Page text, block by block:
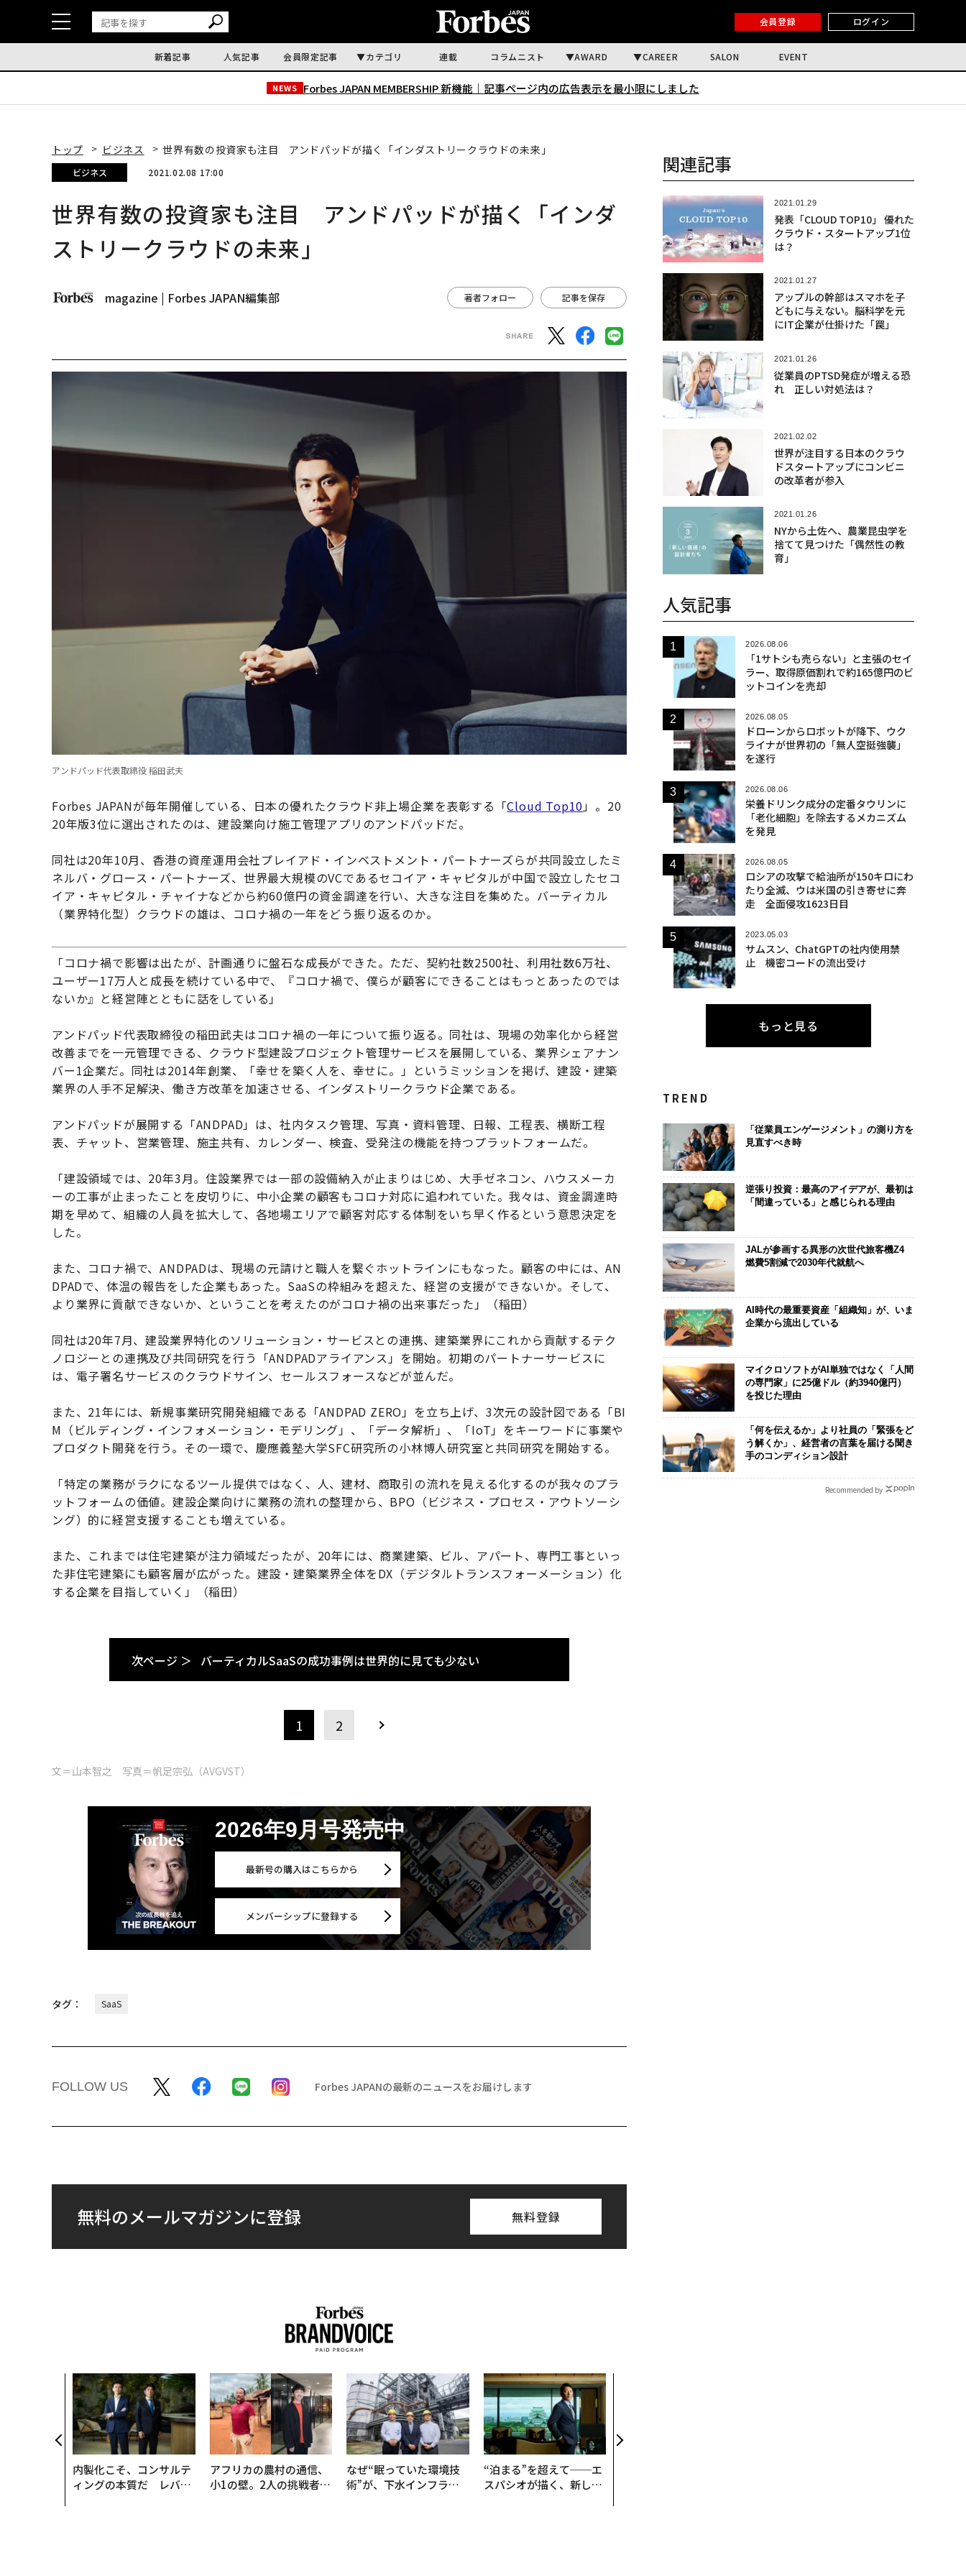
会員登録 ログイン
新着記事 人気記事 会員限定記事 カテゴリ 連載 コラムニスト AWARD CAREER SALON EVENT
NEWS Forbes JAPAN MEMBERSHIP 新機能｜ 記事ページ内の広告表示を最小限にしました
トップ ビジネス 世界有数の投資家も注目 アンドパッドが描く「インダストリークラウドの未来」
ビジネス 2021.02.08 17:00
世界有数の投資家も注目 アンドパッドが描く「インダ
ストリークラウドの未来」
magazine | Forbes JAPAN編集部 著者フォロー 記事を保存
アンドパッド代表取締役 稲田武夫
Forbes JAPANが毎年開催している、日本の優れたクラウド非上場企業を表彰する「Cloud Top10」。20
20年版3位に選出されたのは、建設業向け施工管理アプリのアンドパッドだ。
同社は20年10月、香港の資産運用会社プレイアド・インベストメント・パートナーズらが共同設立したミ
ネルバ・グロース・パートナーズ、世界最大規模のVCであるセコイア・キャピタルが中国で設立したセコ
イア・キャピタル・チャイナなどから約60億円の資金調達を行い、大きな注目を集めた。バーティカル
（業界特化型）クラウドの雄は、コロナ禍の一年をどう振り返るのか。
「コロナ禍で影響は出たが、計画通りに盤石な成長ができた。ただ、契約社数2500社、利用社数6万社、
ユーザー17万人と成長を続けている中で、『コロナ禍で、僕らが顧客にできることはもっとあったのでは
ないか』と経営陣とともに話をしている」
アンドパッド代表取締役の稲田武夫はコロナ禍の一年について振り返る。同社は、現場の効率化から経営
改善までを一元管理できる、クラウド型建設プロジェクト管理サービスを展開している、業界シェアナン
バー1企業だ。同社は2014年創業、「幸せを築く人を、幸せに。」というミッションを掲げ、建設・建築
業界の人手不足解決、働き方改革を加速させる、インダストリークラウド企業である。
アンドパッドが展開する「ANDPAD」は、社内タスク管理、写真・資料管理、日報、工程表、横断工程
表、チャット、営業管理、施主共有、カレンダー、検査、受発注の機能を持つプラットフォームだ。
「建設領域では、20年3月。住設業界では一部の設備納入が止まりはじめ、大手ゼネコン、ハウスメーカ
ーの工事が止まったことを皮切りに、中小企業の顧客もコロナ対応に追われていた。我々は、資金調達時
期を早めて、組織の人員を拡大して、各地場エリアで顧客対応する体制をいち早く作るという意思決定を
した。
また、コロナ禍で、ANDPADは、現場の元請けと職人を繋ぐホットラインにもなった。顧客の中には、AN
DPADで、体温の報告をした企業もあった。SaaSの枠組みを超えた、経営の支援ができないか。そして、
より業界に貢献できないか、ということを考えたのがコロナ禍の出来事だった」（稲田）
同社は20年7月、建設業界特化のソリューション・サービスとの連携、建築業界にこれから貢献するテク
ノロジーとの連携及び共同研究を行う「ANDPADアライアンス」を開始。初期のパートナーサービスに
は、電子署名サービスのクラウドサイン、セールスフォースなどが並んだ。
また、21年には、新規事業研究開発組織である「ANDPAD ZERO」を立ち上げ、3次元の設計図である「BI
M（ビルディング・インフォメーション・モデリング」、「データ解析」、「IoT」をキーワードに事業や
プロダクト開発を行う。その一環で、慶應義塾大学SFC研究所の小林博人研究室と共同研究を開始する。
「特定の業務がラクになるツール提供ではなく、人、建材、商取引の流れを見える化するのが我々のプラ
ットフォームの価値。建設企業向けに業務の流れの整理から、BPO（ビジネス・プロセス・アウトソーシ
ング）的に経営支援することも増えている。
また、これまでは住宅建築が注力領域だったが、20年には、商業建築、ビル、アパート、専門工事といっ
た非住宅建築にも顧客層が広がった。建設・建築業界全体をDX（デジタルトランスフォーメーション）化
する企業を目指していく」（稲田）
次ページ ＞ バーティカルSaaSの成功事例は世界的に見ても少ない
1 2
文＝山本智之 写真＝帆足宗弘（AVGVST）
2026年9月号発売中
最新号の購入はこちらから
メンバーシップに登録する
タグ： SaaS
FOLLOW US Forbes JAPANの最新のニュースをお届けします
無料のメールマガジンに登録 無料登録
内製化こそ、コンサルテ
ィングの本質だ レバレ
アフリカの農村の通信、
小1の壁。2人の挑戦者が
なぜ“眠っていた環境技
術”が、下水インフラを
“泊まる”を超えて──エ
スパシオが描く、新しい
×PwC】
関連記事
2021.01.29
発表「CLOUD TOP10」 優れた
クラウド・スタートアップ1位
は？
2021.01.27
アップルの幹部はスマホを子
どもに与えない。脳科学を元
にIT企業が仕掛けた「罠」
2021.01.26
従業員のPTSD発症が増える恐
れ 正しい対処法は？
2021.02.02
世界が注目する日本のクラウ
ドスタートアップにコンビニ
の改革者が参入
2021.01.26
NYから土佐へ、農業昆虫学を
捨てて見つけた「偶然性の教
育」
人気記事
2026.08.06
「1サトシも売らない」と主張のセイ
ラー、取得原価割れで約165億円のビ
ットコインを売却
2026.08.05
ドローンからロボットが降下、ウク
ライナが世界初の「無人空挺強襲」
を遂行
2026.08.06
栄養ドリンク成分の定番タウリンに
「老化細胞」を除去するメカニズム
を発見
2026.08.05
ロシアの攻撃で給油所が150キロにわ
たり全滅、ウは米国の引き寄せに奔
走 全面侵攻1623日目
2023.05.03
サムスン、ChatGPTの社内使用禁
止 機密コードの流出受け
もっと見る
TREND
「従業員エンゲージメント」の測り方を
見直すべき時
逆張り投資：最高のアイデアが、最初は
「間違っている」と感じられる理由
JALが参画する異形の次世代旅客機Z4
燃費5割減で2030年代就航へ
AI時代の最重要資産「組織知」が、いま
企業から流出している
マイクロソフトがAI単独ではなく「人間
の専門家」に25億ドル（約3940億円）
を投じた理由
「何を伝えるか」より社員の「緊張をど
う解くか」、経営者の言葉を届ける聞き
手のコンディション設計
Recommended by